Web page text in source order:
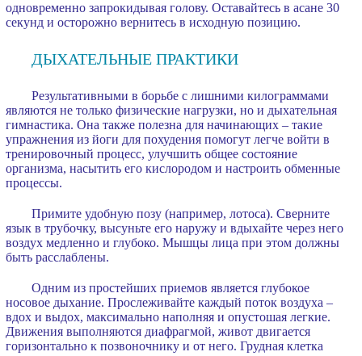
одновременно запрокидывая голову. Оставайтесь в асане 30
секунд и осторожно вернитесь в исходную позицию.
ДЫХАТЕЛЬНЫЕ ПРАКТИКИ
Результативными в борьбе с лишними килограммами
являются не только физические нагрузки, но и дыхательная
гимнастика. Она также полезна для начинающих – такие
упражнения из йоги для похудения помогут легче войти в
тренировочный процесс, улучшить общее состояние
организма, насытить его кислородом и настроить обменные
процессы.
Примите удобную позу (например, лотоса). Сверните
язык в трубочку, высуньте его наружу и вдыхайте через него
воздух медленно и глубоко. Мышцы лица при этом должны
быть расслаблены.
Одним из простейших приемов является глубокое
носовое дыхание. Прослеживайте каждый поток воздуха –
вдох и выдох, максимально наполняя и опустошая легкие.
Движения выполняются диафрагмой, живот двигается
горизонтально к позвоночнику и от него. Грудная клетка